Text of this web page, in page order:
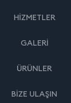
HİZMETLER
GALERİ
ÜRÜNLER
BİZE ULAŞIN